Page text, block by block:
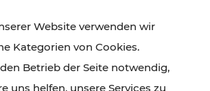
und Gastronomie,
purer Naturgenuss – viele
mit den Ticket- und Fahrplan-
Website verwenden wir
Kategorien von Cookies.
Betrieb der Seite notwendig,
uns helfen, unsere Services zu